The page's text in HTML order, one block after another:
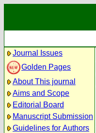
Journal Issues
Golden Pages
About This journal
Aims and Scope
Editorial Board
Manuscript Submission
Guidelines for Authors